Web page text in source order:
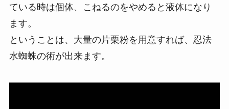
ている時は個体、こねるのをやめると液体になり
ます。
ということは、大量の片栗粉を用意すれば、忍法
水蜘蛛の術が出来ます。